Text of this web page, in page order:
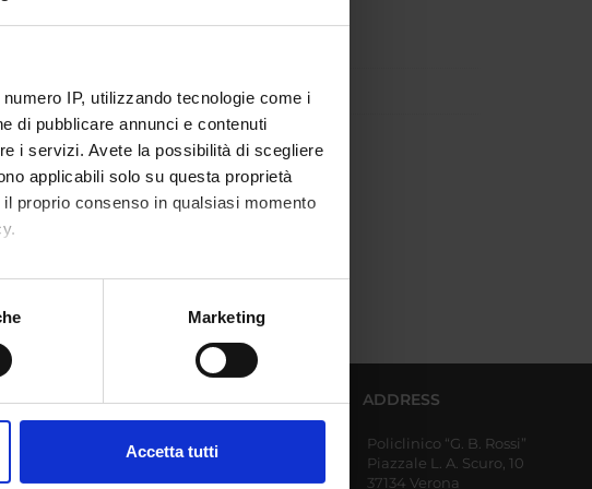
IP, utilizzando tecnologie come i
di pubblicare annunci e contenuti
i servizi. Avete la possibilità di scegliere
applicabili solo su questa proprietà
proprio consenso in qualsiasi momento
di qualche metro,
cookie.
Marketing
Accetta tutti
AFFERENT DEPARTMENTS
Diagnostics and Public
ADDRESS
Policlinico “G. B. Rossi”
Piazzale L. A. Scuro, 10
37134 Verona